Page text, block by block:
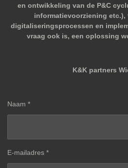
en ontwikkeling van de P&C
informatievoorziening etc.),
digitaliseringsprocessen en
vraag ook is, een oplossing
K&K partners
Naam *
E-mailadres *